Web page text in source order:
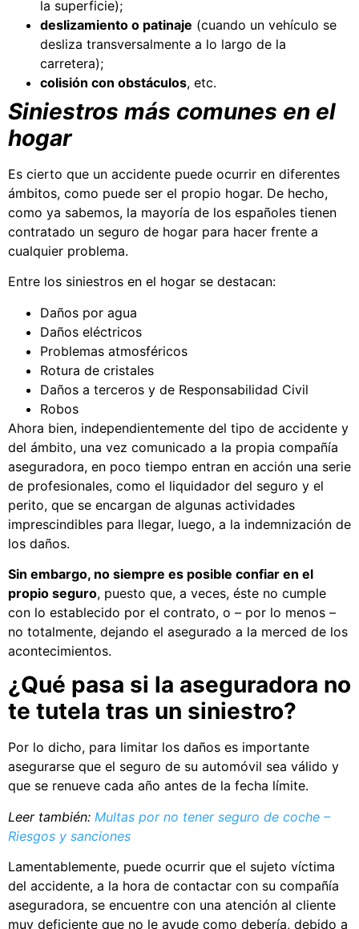
la superficie);
deslizamiento o patinaje (cuando un vehículo se
desliza transversalmente a lo largo de la
carretera);
colisión con obstáculos, etc.
Siniestros más comunes en el
hogar
Es cierto que un accidente puede ocurrir en diferentes
ámbitos, como puede ser el propio hogar. De hecho,
como ya sabemos, la mayoría de los españoles tienen
contratado un seguro de hogar para hacer frente a
cualquier problema.
Entre los siniestros en el hogar se destacan:
Daños por agua
Daños eléctricos
Problemas atmosféricos
Rotura de cristales
Daños a terceros y de Responsabilidad Civil
Robos
Ahora bien, independientemente del tipo de accidente y
del ámbito, una vez comunicado a la propia compañía
aseguradora, en poco tiempo entran en acción una serie
de profesionales, como el liquidador del seguro y el
perito, que se encargan de algunas actividades
imprescindibles para llegar, luego, a la indemnización de
los daños.
Sin embargo, no siempre es posible confiar en el
propio seguro, puesto que, a veces, éste no cumple
con lo establecido por el contrato, o – por lo menos –
no totalmente, dejando el asegurado a la merced de los
acontecimientos.
¿Qué pasa si la aseguradora no
te tutela tras un siniestro?
Por lo dicho, para limitar los daños es importante
asegurarse que el seguro de su automóvil sea válido y
que se renueve cada año antes de la fecha límite.
Leer también: Multas por no tener seguro de coche –
Riesgos y sanciones
Lamentablemente, puede ocurrir que el sujeto víctima
del accidente, a la hora de contactar con su compañía
aseguradora, se encuentre con una atención al cliente
muy deficiente que no le ayude como debería, debido a